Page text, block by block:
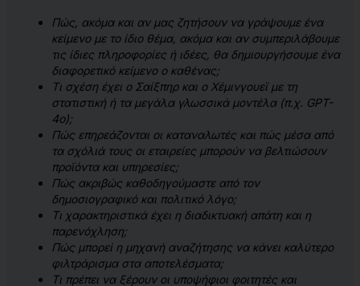
Πώς, ακόμα και αν μας ζητήσουν να γράψουμε ένα
κείμενο με το ίδιο θέμα, ακόμα και αν συμπεριλάβουμε
τις ίδιες πληροφορίες ή ιδέες, θα δημιουργήσουμε ένα
διαφορετικό κείμενο ο καθένας;
Τι σχέση έχει ο Σαίξπηρ και ο Χέμινγουεϊ με τη
στατιστική ή τα μεγάλα γλωσσικά μοντέλα (π.χ. GPT-
4o);
Πώς επηρεάζονται οι καταναλωτές και πώς μέσα από
τα σχόλιά τους οι εταιρείες μπορούν να βελτιώσουν
προϊόντα και υπηρεσίες;
Πώς ακριβώς καθοδηγούμαστε από τον
δημοσιογραφικό και πολιτικό λόγο;
Τι χαρακτηριστικά έχει η διαδικτυακή απάτη και η
παρενόχληση;
Πώς μπορεί η μηχανή αναζήτησης να κάνει καλύτερο
φιλτράρισμα στα αποτελέσματα;
Τι πρέπει να ξέρουν οι υποψήφιοι φοιτητές και